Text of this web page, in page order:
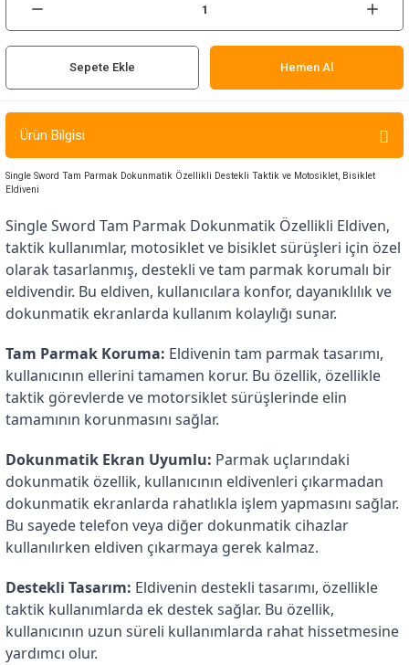
Sepete Ekle Hemen Al
Ürün Bilgisi
Single Sword Tam Parmak Dokunmatik Özellikli Destekli Taktik ve Motosiklet, Bisiklet
Eldiveni
Single Sword Tam Parmak Dokunmatik Özellikli Eldiven,
taktik kullanımlar, motosiklet ve bisiklet sürüşleri için özel
olarak tasarlanmış, destekli ve tam parmak korumalı bir
eldivendir. Bu eldiven, kullanıcılara konfor, dayanıklılık ve
dokunmatik ekranlarda kullanım kolaylığı sunar.
Tam Parmak Koruma: Eldivenin tam parmak tasarımı,
kullanıcının ellerini tamamen korur. Bu özellik, özellikle
taktik görevlerde ve motorsiklet sürüşlerinde elin
tamamının korunmasını sağlar.
Dokunmatik Ekran Uyumlu: Parmak uçlarındaki
dokunmatik özellik, kullanıcının eldivenleri çıkarmadan
dokunmatik ekranlarda rahatlıkla işlem yapmasını sağlar.
Bu sayede telefon veya diğer dokunmatik cihazlar
kullanılırken eldiven çıkarmaya gerek kalmaz.
Destekli Tasarım: Eldivenin destekli tasarımı, özellikle
taktik kullanımlarda ek destek sağlar. Bu özellik,
kullanıcının uzun süreli kullanımlarda rahat hissetmesine
yardımcı olur.